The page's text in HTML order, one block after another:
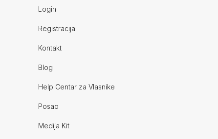
Login
Registracija
Kontakt
Blog
Help Centar za Vlasnike
Posao
Medija Kit